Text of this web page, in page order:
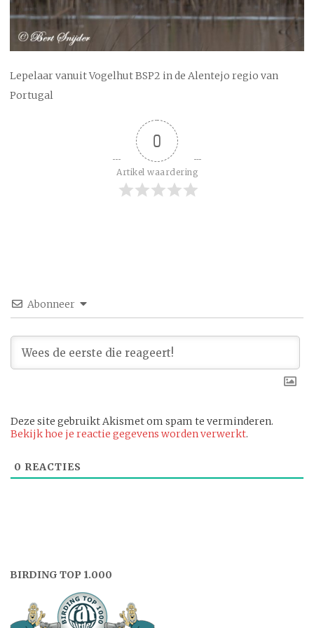
Lepelaar vanuit Vogelhut BSP2 in de Alentejo regio van
Portugal
0
Artikel waardering
Abonneer
Deze site gebruikt Akismet om spam te verminderen.
Bekijk hoe je reactie gegevens worden verwerkt.
0 REACTIES
BIRDING TOP 1.000